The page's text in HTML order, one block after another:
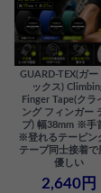
GUARD-TEX(ガー
ックス)
Finger Tape(クラ
ング フィンガー
プ) 幅38mm ※手
※登れるテーピ
テープ同士接着で
優しい
2,640円